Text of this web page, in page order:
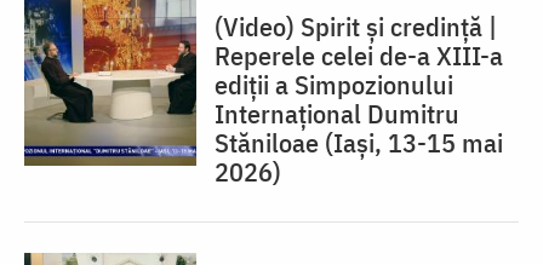
(Video) Spirit și credință |
Reperele celei de-a XIII-a
ediții a Simpozionului
Internațional Dumitru
Stăniloae (Iaşi, 13-15 mai
2026)